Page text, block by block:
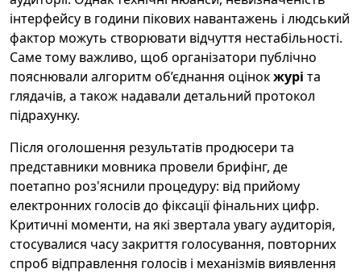
інтерфейсу в години пікових навантажень і людський
фактор можуть створювати відчуття нестабільності.
Саме тому важливо, щоб організатори публічно
пояснювали алгоритм об’єднання оцінокжурі та
глядачів, а також надавали детальний протокол
підрахунку.
Після оголошення результатів продюсери та
представники мовника провели брифінг, де
поетапно роз'яснили процедуру: від прийому
електронних голосів до фіксації фінальних цифр.
Критичні моменти, на які звертала увагу аудиторія,
стосувалися часу закриття голосування, повторних
спроб відправлення голосів і механізмів виявлення